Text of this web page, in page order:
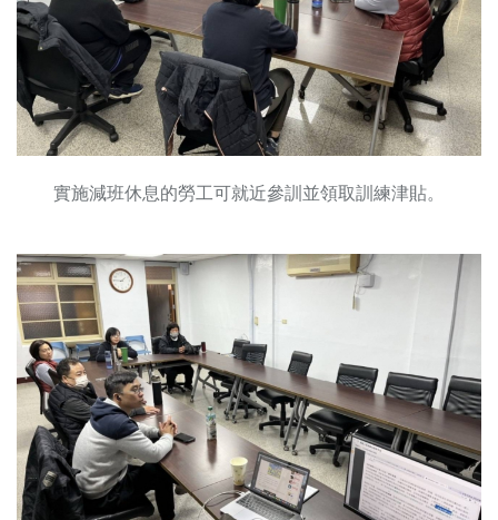
實施減班休息的勞工可就近參訓並領取訓練津貼。